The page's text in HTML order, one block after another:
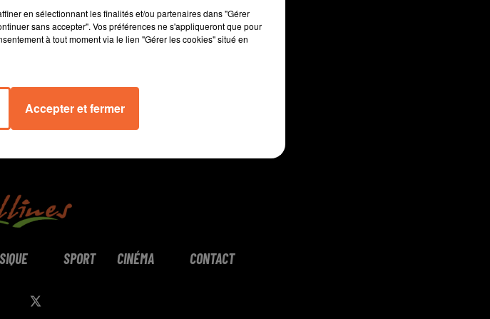
SPORT CINÉMA CONTACT
en sélectionnant les finalités et/ou partenaires dans "Gérer
sans accepter". Vos préférences ne s'appliqueront que pour
à tout moment via le lien "Gérer les cookies" situé en
Accepter et fermer